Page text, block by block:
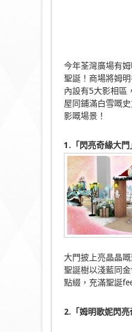
今年荃灣廣場有
聖誕！商場將姆
內設有5大影相區
屋同鋪滿白雪嘅
影嘅場景！
1.「閃亮奇緣大門
大門披上亮晶晶
聖誕樹以淺藍同
點綴，充滿聖誕
2.「姆明歌妮閃亮